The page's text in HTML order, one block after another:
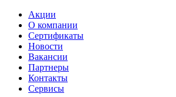
Акции
О компании
Сертификаты
Новости
Вакансии
Партнеры
Контакты
Сервисы